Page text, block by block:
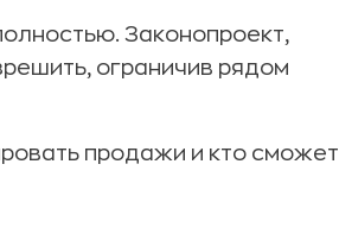
Законопроект,
ограничив рядом
продажи и кто сможет